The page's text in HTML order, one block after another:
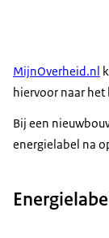
MijnOverheid.nl
hiervoor naar het
Bij een
energielabel na